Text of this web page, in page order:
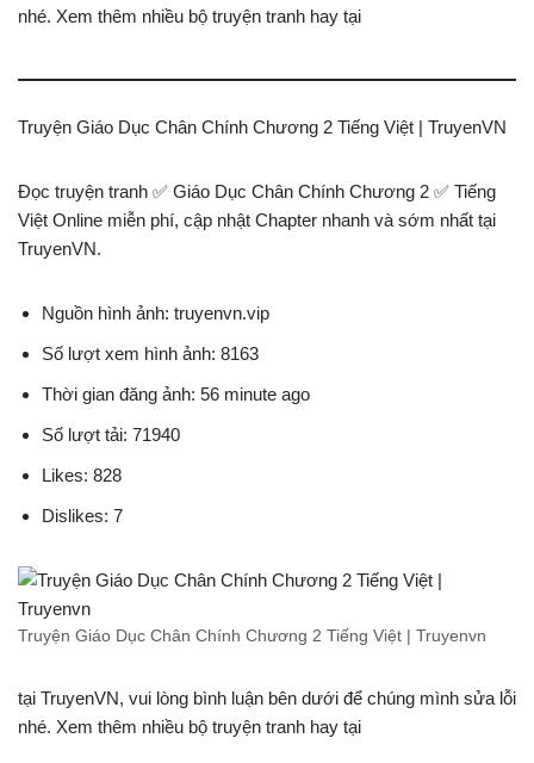
nhé. Xem thêm nhiều bộ truyện tranh hay tại
Truyện Giáo Dục Chân Chính Chương 2 Tiếng Việt | TruyenVN
Đọc truyện tranh ✅ Giáo Dục Chân Chính Chương 2 ✅ Tiếng
Việt Online miễn phí, cập nhật Chapter nhanh và sớm nhất tại
TruyenVN.
Nguồn hình ảnh: truyenvn.vip
Số lượt xem hình ảnh: 8163
Thời gian đăng ảnh: 56 minute ago
Số lượt tải: 71940
Likes: 828
Dislikes: 7
Truyện Giáo Dục Chân Chính Chương 2 Tiếng Việt | Truyenvn
tại TruyenVN, vui lòng bình luận bên dưới để chúng mình sửa lỗi
nhé. Xem thêm nhiều bộ truyện tranh hay tại